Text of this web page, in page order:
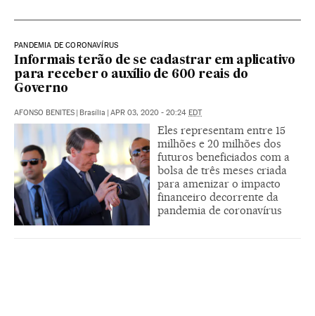
PANDEMIA DE CORONAVÍRUS
Informais terão de se cadastrar em aplicativo
para receber o auxílio de 600 reais do
Governo
AFONSO BENITES Brasília APR 03, 2020 - 20:24 EDT
Eles representam entre 15
milhões e 20 milhões dos
futuros beneficiados com a
bolsa de três meses criada
para amenizar o impacto
financeiro decorrente da
pandemia de coronavírus